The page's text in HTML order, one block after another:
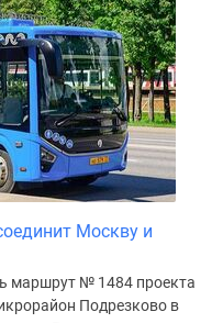
Москву и
маршрут № 1484 проекта
Подрезково в